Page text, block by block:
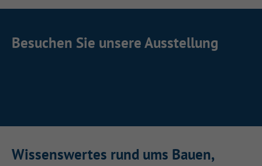
Besuchen Sie unsere Ausstellung
Venanz-Fischer
Haus- & Innentüren
Wissenswertes rund ums Bauen,